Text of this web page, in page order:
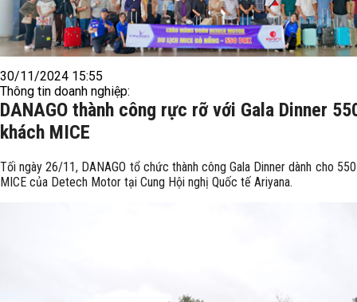
30/11/2024 15:55
Thông tin doanh nghiệp:
DANAGO thành công rực rỡ với Gala Dinner
khách MICE
Tối ngày 26/11, DANAGO tổ chức thành công Gala Dinner dành cho
MICE của Detech Motor tại Cung Hội nghị Quốc tế Ariyana.